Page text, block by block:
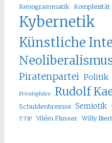
Kenogrammatik Komplexität
Kybernetik
Künstliche
Piratenpartei Politik
Privatsphäre Rudolf
Schuldenbremse Semiotik
TTIP
Vilém Flusser Willy